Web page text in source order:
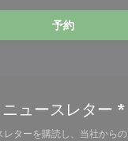
予約
ニュースレター *
レターを購読し、当社から